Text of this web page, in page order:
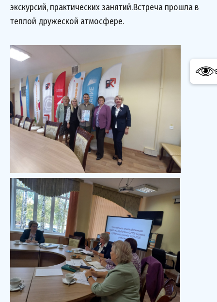
экскурсий, практических занятий.Встреча прошла в
теплой дружеской атмосфере.